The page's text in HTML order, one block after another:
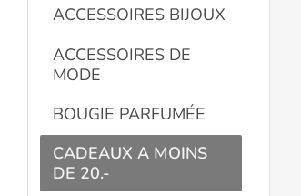
ACCESSOIRES BIJOUX
ACCESSOIRES DE
MODE
BOUGIE PARFUMÉE
CADEAUX A MOINS
DE 20.-